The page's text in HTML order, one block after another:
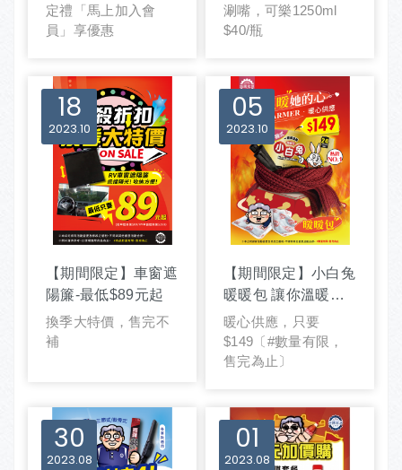
定禮「馬上加入會
員」享優惠
涮嘴，可樂1250ml
$40/瓶
18
10
2023
【期間限定】車窗遮
陽簾-最低$89元起
換季大特價，售完不
補
05
10
2023
【期間限定】小白兔
暖暖包 讓你溫暖她
的心
暖心供應，只要
$149〔#數量有限，
售完為止〕
30
08
2023
01
08
2023